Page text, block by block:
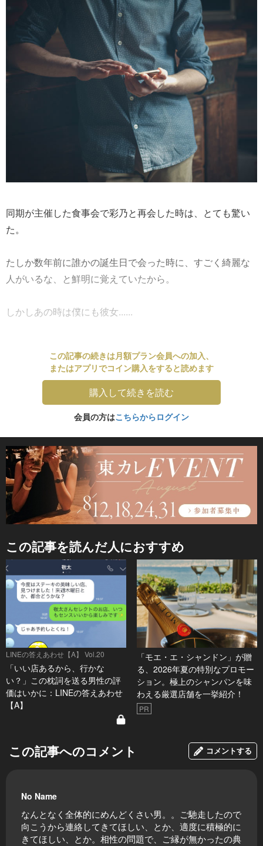
同期が主催した食事会で彩乃と再会した時は、とても驚い
た。
たしか数年前に誰かの誕生日で会った時に、すごく綺麗な
人がいるな、と鮮明に覚えていたから。
しかしあの時は僕にも彼女......
この記事の続きは月額プラン会員への加入、
またはアプリでコイン購入をすると読めます
購入して続きを読む
会員の方はこちらからログイン
この記事を読んだ人におすすめ
LINEの答えあわせ【A】 Vol.20
「いい店あるから、行かな
い？」この枕詞を送る男性の評
価はいかに：LINEの答えあわせ
【A】
「モエ・エ・シャンドン」が贈
る、2026年夏の特別なプロモー
ション。極上のシャンパンを味
わえる厳選店舗を一挙紹介！
PR
この記事へのコメント コメントする
No Name
なんとなく全体的にめんどくさい男。。ご馳走したので
向こうから連絡してきてほしい、とか、適度に積極的に
きてほしい、とか。相性の問題で、ご縁が無かったの典